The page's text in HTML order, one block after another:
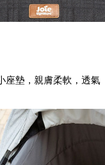
座墊，親膚柔軟，透氣